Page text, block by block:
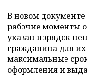
В новом
рабочие моменты
указан порядок
гражданина для
максимальные
оформления и